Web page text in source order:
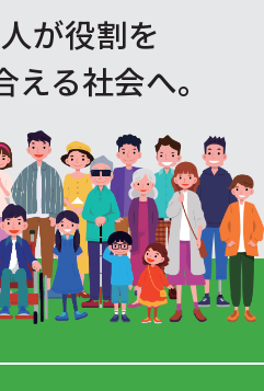
が役割を
る社会へ。